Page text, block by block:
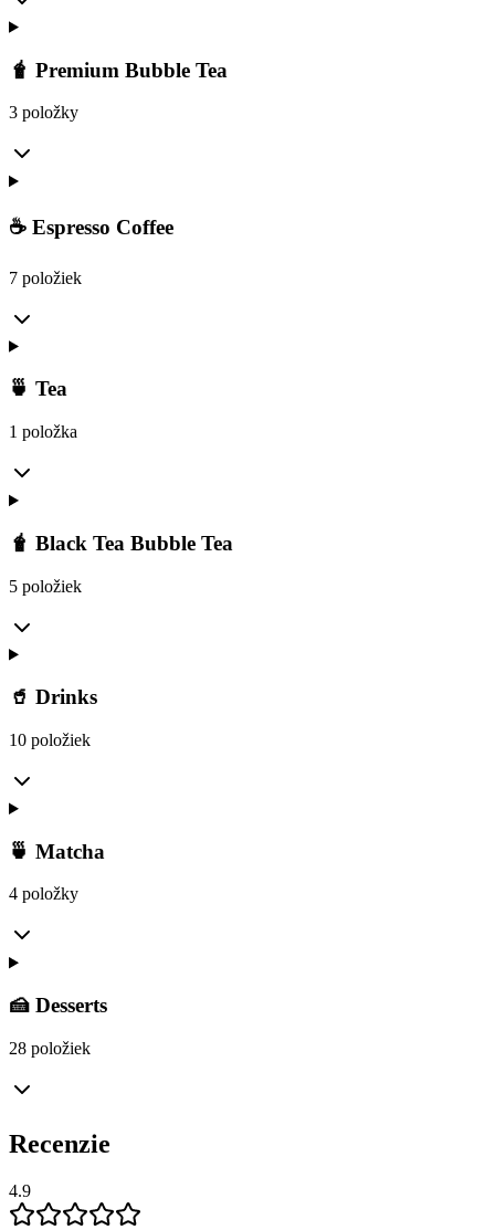
🧋 Premium Bubble Tea
3 položky
☕ Espresso Coffee
7 položiek
🍵 Tea
1 položka
🧋 Black Tea Bubble Tea
5 položiek
🥤 Drinks
10 položiek
🍵 Matcha
4 položky
🍰 Desserts
28 položiek
Recenzie
4.9